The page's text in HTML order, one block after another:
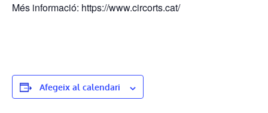
Més informació: https://www.circorts.cat/
Afegeix al calendari